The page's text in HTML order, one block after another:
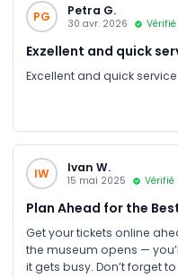
PG Petra G.
30 avr. 2026 Vérifié
Exzellent and quick
Excellent and quick service
IW Ivan W.
15 mai 2025 Vérifié
Plan Ahead for the
Get your tickets online
the museum opens —
it gets busy. Don’t forget